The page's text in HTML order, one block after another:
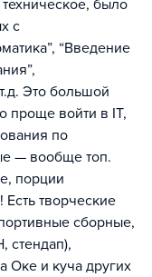
было
с
“Введение
Это большой
проще войти в IT,
по
— вообще топ.
порции
творческие
сборные,
стендап),
Оке и куча других